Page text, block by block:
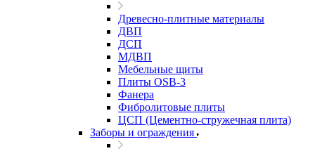
Древесно-плитные материалы
ДВП
ДСП
МДВП
Мебельные щиты
Плиты OSB-3
Фанера
Фибролитовые плиты
ЦСП (Цементно-стружечная плита)
Заборы и ограждения